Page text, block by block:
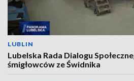
LUBLIN
Lubelska Rada Dialogu
śmigłowców ze Świdnika